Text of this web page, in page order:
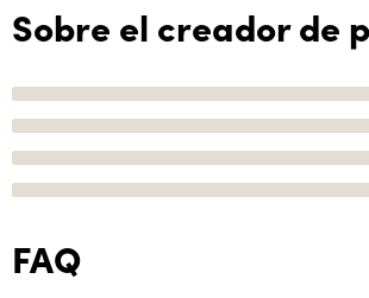
Sobre el creador de
FAQ